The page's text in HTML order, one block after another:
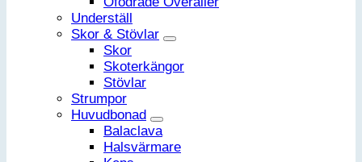
Underställ
Skor & Stövlar
Skor
Skoterkängor
Stövlar
Strumpor
Huvudbonad
Balaclava
Halsvärmare